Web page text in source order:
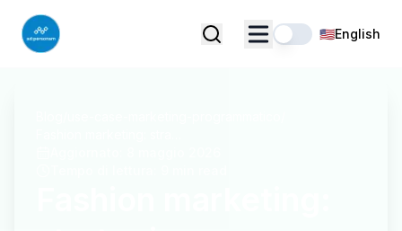
🇺🇸English